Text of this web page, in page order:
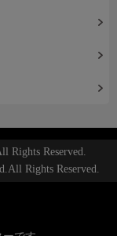
Rights Reserved.
Rights Reserved.